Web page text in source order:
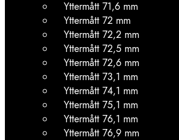
Yttermått 71,6 mm
Yttermått 72 mm
Yttermått 72,2 mm
Yttermått 72,5 mm
Yttermått 72,6 mm
Yttermått 73,1 mm
Yttermått 74,1 mm
Yttermått 75,1 mm
Yttermått 76,1 mm
Yttermått 76,9 mm